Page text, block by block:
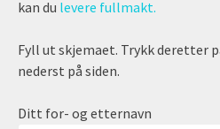
kan du levere fullmakt.
Fyll ut skjemaet. Trykk deretter
nederst på siden.
Ditt for- og etternavn